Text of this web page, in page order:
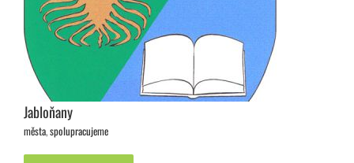
Jabloňany
města,spolupracujeme